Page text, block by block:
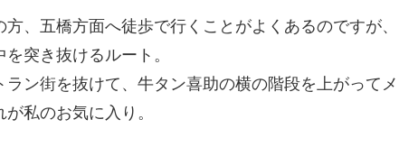
、五橋方面へ徒歩で行くことがよくあるのですが、
突き抜けるルート。
ン街を抜けて、牛タン喜助の横の階段を上がってメ
私のお気に入り。